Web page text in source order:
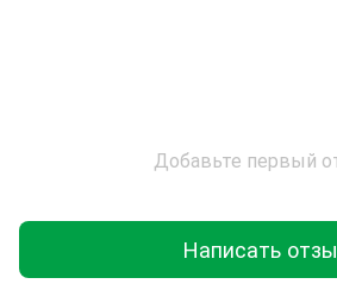
Добавьте первый
Написать